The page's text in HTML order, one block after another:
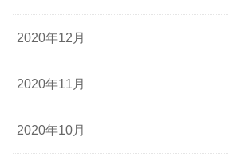
2020年12月
2020年11月
2020年10月